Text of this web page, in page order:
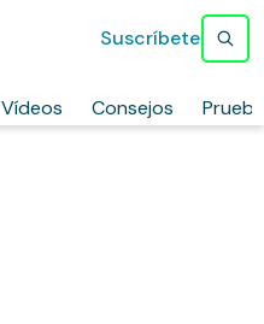
Vídeos Consejos
Suscríbete